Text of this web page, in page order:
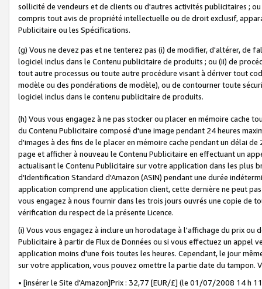
sollicité de vendeurs et de clients ou d'autres activités publicitaires ;
compris tout avis de propriété intellectuelle ou de droit exclusif,
Publicitaire ou les Spécifications.
(g) Vous ne devez pas et ne tenterez pas (i) de modifier, d'altérer, de
logiciel inclus dans le Contenu publicitaire de produits ; ou (ii) de
tout autre processus ou toute autre procédure visant à dériver tout
modèle ou des pondérations de modèle), ou de contourner toute
logiciel inclus dans le contenu publicitaire de produits.
(h) Vous vous engagez à ne pas stocker ou placer en mémoire cache
du Contenu Publicitaire composé d'une image pendant 24 heures
d'images à des fins de le placer en mémoire cache pendant un délai
page et afficher à nouveau le Contenu Publicitaire en effectuant un
actualisant le Contenu Publicitaire sur votre application dans les plus
d'Identification Standard d'Amazon (ASIN) pendant une durée
application comprend une application client, cette dernière ne peut
vous engagez à nous fournir dans les trois jours ouvrés une copie de
vérification du respect de la présente Licence.
(i) Vous vous engagez à inclure un horodatage à l'affichage du prix
Publicitaire à partir de Flux de Données ou si vous effectuez un appel
application moins d'une fois toutes les heures. Cependant, le jour
sur votre application, vous pouvez omettre la partie date du tampon.
• [insérer le Site d'Amazon]Prix : 32,77 [EUR/£] (le 01/07/2008 14 h